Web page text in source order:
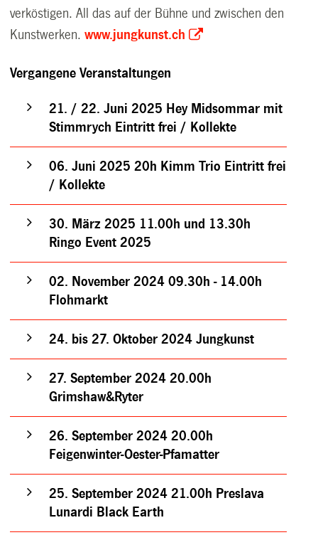
verköstigen. All das auf der Bühne und zwischen den
Kunstwerken.www.jungkunst.ch
Vergangene Veranstaltungen
21. / 22. Juni 2025 Hey Midsommar mit
Stimmrych Eintritt frei / Kollekte
06. Juni 2025 20h Kimm Trio Eintritt frei
/ Kollekte
30. März 2025 11.00h und 13.30h
Ringo Event 2025
02. November 2024 09.30h - 14.00h
Flohmarkt
24. bis 27. Oktober 2024 Jungkunst
27. September 2024 20.00h
Grimshaw&Ryter
26. September 2024 20.00h
Feigenwinter-Oester-Pfamatter
25. September 2024 21.00h Preslava
Lunardi Black Earth